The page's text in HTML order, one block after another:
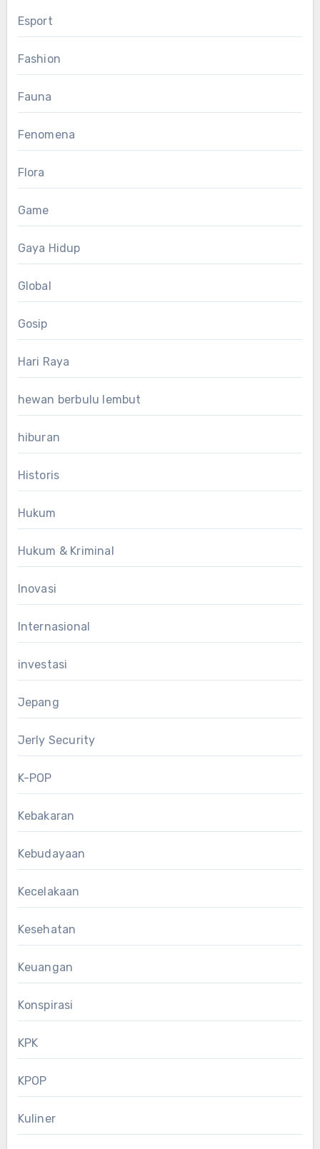
Esport
Fashion
Fauna
Fenomena
Flora
Game
Gaya Hidup
Global
Gosip
Hari Raya
hewan berbulu lembut
hiburan
Historis
Hukum
Hukum & Kriminal
Inovasi
Internasional
investasi
Jepang
Jerly Security
K-POP
Kebakaran
Kebudayaan
Kecelakaan
Kesehatan
Keuangan
Konspirasi
KPK
KPOP
Kuliner